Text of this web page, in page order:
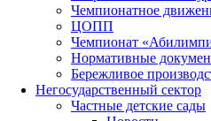
Чемпионатное
ЦОПП
Чемпионат
Нормативные
Бережливое
Негосударственный сектор
Частные детские сады